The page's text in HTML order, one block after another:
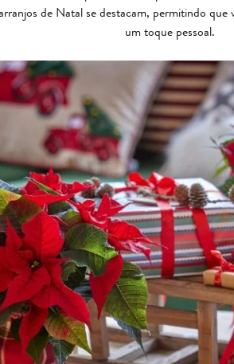
de Natal se destacam, permitindo
um toque pessoal.